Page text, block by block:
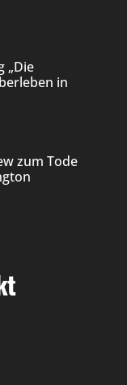
„Die
in
zum Tode